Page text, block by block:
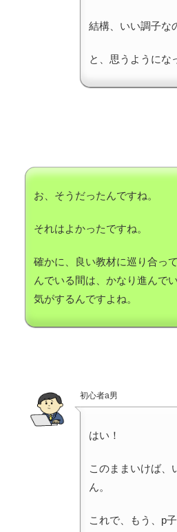
結構、いい調子な
と、思うようにな
お、そうだったんですね。
それはよかったですね。
確かに、良い教材に巡り合っ
んでいる間は、かなり進んで
気がするんですよね。
初心者a男
はい！
このままいけば、
ん。
これで、もう、p